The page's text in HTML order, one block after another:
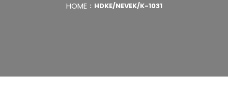
HOME HDKE/NEVEK/K-1031